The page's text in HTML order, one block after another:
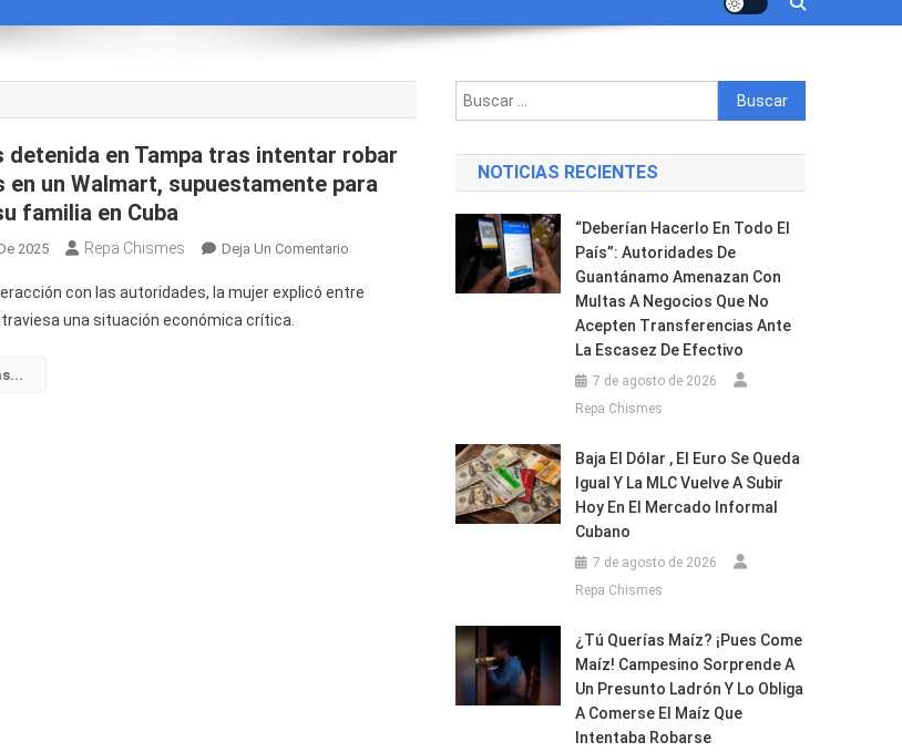
detenida en Tampa tras intentar robar
en un Walmart, supuestamente para
familia en Cuba
2025 Repa Chismes Deja Un Comentario
Es
con las autoridades, la mujer explicó entre
una situación económica crítica.
Buscar:
NOTICIAS RECIENTES
“Deberían Hacerlo En Todo El
País”: Autoridades De
Guantánamo Amenazan Con
Multas A Negocios Que No
Acepten Transferencias Ante
La Escasez De Efectivo
7 de agosto de 2026
Repa Chismes
Baja El Dólar , El Euro Se Queda
Igual Y La MLC Vuelve A Subir
Hoy En El Mercado Informal
Cubano
7 de agosto de 2026
Repa Chismes
¿Tú Querías Maíz? ¡Pues Come
Maíz! Campesino Sorprende A
Un Presunto Ladrón Y Lo Obliga
A Comerse El Maíz Que
Intentaba Robarse